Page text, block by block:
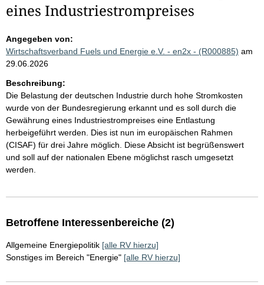
eines Industriestrompreises
Angegeben von:
Wirtschaftsverband Fuels und Energie e.V. - en2x - (R000885) am
29.06.2026
Beschreibung:
Die Belastung der deutschen Industrie durch hohe Stromkosten
wurde von der Bundesregierung erkannt und es soll durch die
Gewährung eines Industriestrompreises eine Entlastung
herbeigeführt werden. Dies ist nun im europäischen Rahmen
(CISAF) für drei Jahre möglich. Diese Absicht ist begrüßenswert
und soll auf der nationalen Ebene möglichst rasch umgesetzt
werden.
Betroffene Interessenbereiche (2)
Allgemeine Energiepolitik [alle RV hierzu]
Sonstiges im Bereich "Energie" [alle RV hierzu]